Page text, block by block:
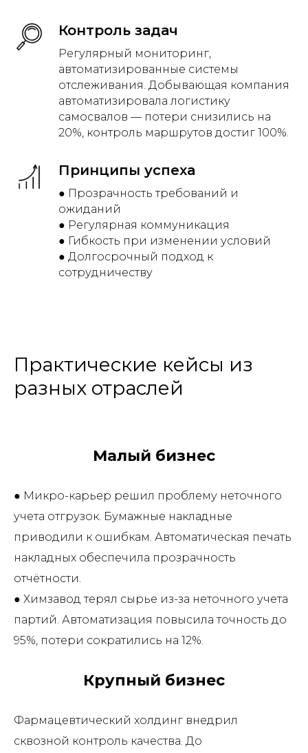
Контроль задач
Регулярный мониторинг,
автоматизированные системы
отслеживания. Добывающая компания
автоматизировала логистику
самосвалов — потери снизились на
20%, контроль маршрутов достиг 100%.
Принципы успеха
● Прозрачность требований и
ожиданий
● Регулярная коммуникация
● Гибкость при изменении условий
● Долгосрочный подход к
сотрудничеству
Практические кейсы из
разных отраслей
Малый бизнес
● Микро-карьер решил проблему неточного
учета отгрузок. Бумажные накладные
приводили к ошибкам. Автоматическая печать
накладных обеспечила прозрачность
отчётности.
● Химзавод терял сырье из-за неточного учета
партий. Автоматизация повысила точность до
95%, потери сократились на 12%.
Крупный бизнес
Фармацевтический холдинг внедрил
сквозной контроль качества. До